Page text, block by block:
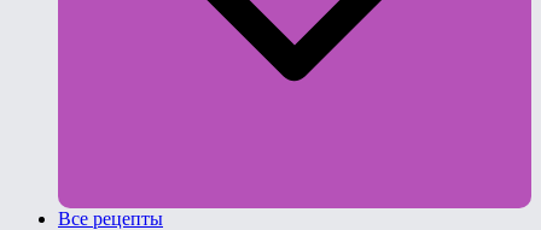
Все рецепты